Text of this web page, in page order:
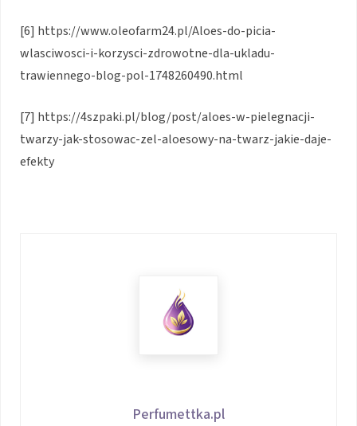
[6] https://www.oleofarm24.pl/Aloes-do-picia-
wlasciwosci-i-korzysci-zdrowotne-dla-ukladu-
trawiennego-blog-pol-1748260490.html
[7] https://4szpaki.pl/blog/post/aloes-w-pielegnacji-
twarzy-jak-stosowac-zel-aloesowy-na-twarz-jakie-daje-
efekty
Perfumettka.pl